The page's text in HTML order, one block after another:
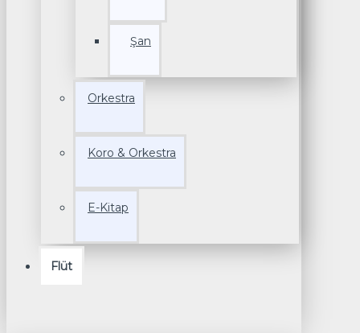
Şan
Orkestra
Koro & Orkestra
E-Kitap
Flüt